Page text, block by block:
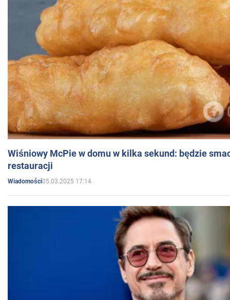
Wiśniowy McPie w domu w kilka sekund: będzie
restauracji
Wiadomości05.03.2025 17:14